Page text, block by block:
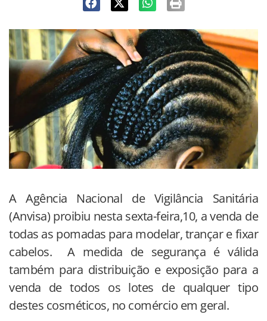
A Agência Nacional de Vigilância Sanitária
(Anvisa) proibiu nesta sexta-feira,10, a venda de
todas as pomadas para modelar, trançar e fixar
cabelos. A medida de segurança é válida
também para distribuição e exposição para a
venda de todos os lotes de qualquer tipo
destes cosméticos, no comércio em geral.